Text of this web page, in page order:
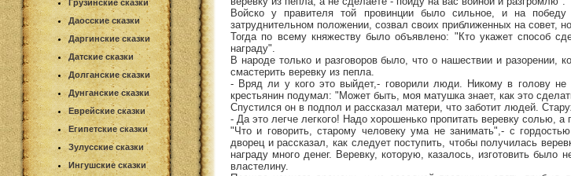
Грузинские сказки
Даосские сказки
Даргинские сказки
Датские сказки
Долганские сказки
Дунганские сказки
Еврейские сказки
Египетские сказки
Зулусские сказки
Ингушские сказки
Войско у правителя той провинции было сильное, и на
затруднительном положении, созвал своих приближенных на совет,
Тогда по всему княжеству было объявлено: "Кто укажет способ
награду".
В народе только и разговоров было, что о нашествии и разорении,
смастерить веревку из пепла.
- Вряд ли у кого это выйдет,- говорили люди. Никому в голову
крестьянин подумал: "Может быть, моя матушка знает, как это
Спустился он в подпол и рассказал матери, что заботит людей.
- Да это легче легкого! Надо хорошенько пропитать веревку солью, а
"Что и говорить, старому человеку ума не занимать",- с
дворец и рассказал, как следует поступить, чтобы получилась
награду много денег. Веревку, которую, казалось, изготовить
властелину.